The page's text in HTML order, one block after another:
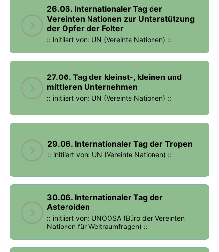
26.06. Internationaler Tag der
Vereinten Nationen zur Unterstützung
der Opfer der Folter
:: initiiert von: UN (Vereinte Nationen) ::
27.06. Tag der kleinst-, kleinen und
mittleren Unternehmen
:: initiiert von: UN (Vereinte Nationen) ::
29.06. Internationaler Tag der Tropen
:: initiiert von: UN (Vereinte Nationen) ::
30.06. Internationaler Tag der
Asteroiden
:: initiiert von: UNOOSA (Büro der Vereinten
Nationen für Weltraumfragen) ::